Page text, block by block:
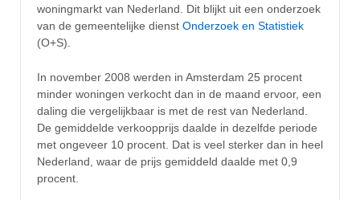
woningmarkt van Nederland. Dit blijkt uit een onderzoek
van de gemeentelijke dienst Onderzoek en Statistiek
(O+S).
In november 2008 werden in Amsterdam 25 procent
minder woningen verkocht dan in de maand ervoor, een
daling die vergelijkbaar is met de rest van Nederland.
De gemiddelde verkoopprijs daalde in dezelfde periode
met ongeveer 10 procent. Dat is veel sterker dan in heel
Nederland, waar de prijs gemiddeld daalde met 0,9
procent.